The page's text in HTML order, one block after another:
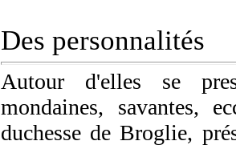
Des personnalités
Autour d'elles se
mondaines, savantes,
duchesse de Broglie,